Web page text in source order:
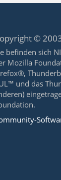
©
befinden sich
Mozilla
und das